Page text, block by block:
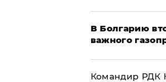
В Болгарию
важного
Командир РДК